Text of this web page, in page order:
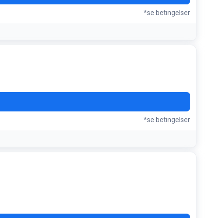
*se betingelser
*se betingelser
op til 50%